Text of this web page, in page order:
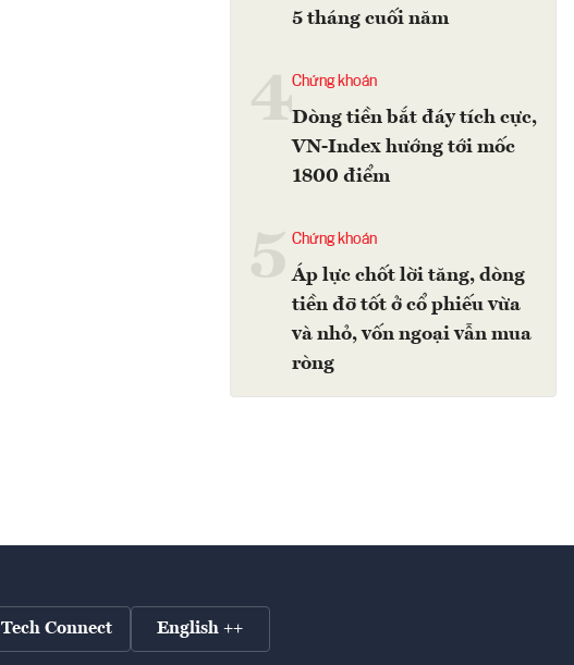
5 tháng cuối năm
4Chứng khoán
Dòng tiền bắt đáy tích cực,
VN-Index hướng tới mốc
1800 điểm
Chứng khoán
Áp lực chốt lời tăng, dòng
tiền đỡ tốt ở cổ phiếu vừa
và nhỏ, vốn ngoại vẫn mua
ròng
Tech Connect English ++